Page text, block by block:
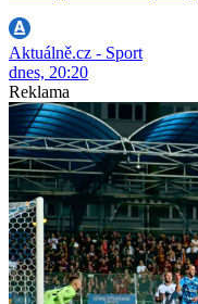
Aktuálně.cz - Sport
dnes, 20:20
Reklama